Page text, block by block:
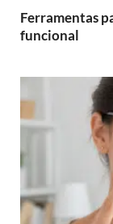
Ferramentas
funcional